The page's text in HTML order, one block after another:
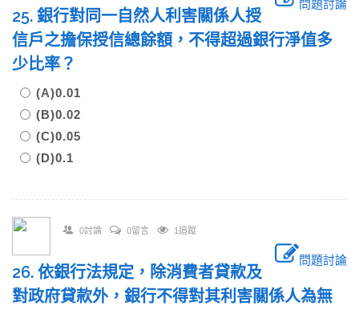
問題討論
25. 銀行對同一自然人利害關係人授
信戶之擔保授信總餘額，不得超過銀行淨值多
少比率？
(A)0.01
(B)0.02
(C)0.05
(D)0.1
0討論 0留言 1追蹤
問題討論
26. 依銀行法規定，除消費者貸款及
對政府貸款外，銀行不得對其利害關係人為無